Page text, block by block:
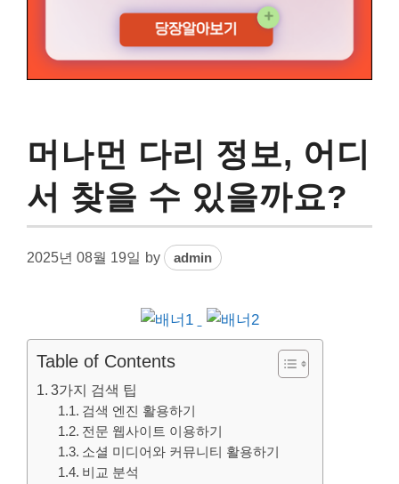
머나먼 다리 정보, 어디
서 찾을 수 있을까요?
2025년 08월 19일 by admin
Table of Contents
3가지 검색 팁
검색 엔진 활용하기
전문 웹사이트 이용하기
소셜 미디어와 커뮤니티 활용하기
비교 분석